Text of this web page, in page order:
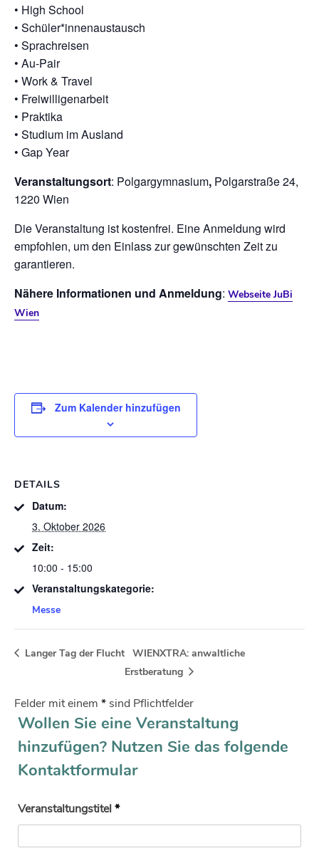
• High School
• Schüler*innenaustausch
• Sprachreisen
• Au-Pair
• Work & Travel
• Freiwilligenarbeit
• Praktika
• Studium im Ausland
• Gap Year
Veranstaltungsort: Polgargymnasium, Polgarstraße 24,
1220 Wien
Die Veranstaltung ist kostenfrei. Eine Anmeldung wird
empfohlen, um den Einlass zur gewünschten Zeit zu
garantieren.
Nähere Informationen und Anmeldung: Webseite JuBi
Wien
Zum Kalender hinzufügen
DETAILS
Datum:
3. Oktober 2026
Zeit:
10:00 - 15:00
Veranstaltungskategorie:
Messe
Langer Tag der Flucht WIENXTRA: anwaltliche
Erstberatung
Felder mit einem * sind Pflichtfelder
Wollen Sie eine Veranstaltung
hinzufügen? Nutzen Sie das folgende
Kontaktformular
Veranstaltungstitel*